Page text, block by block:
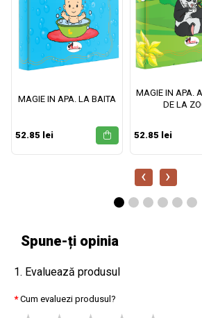
MAGIE IN APA. LA BAITA
52.85 lei
MAGIE IN APA.
DE LA
52.85 lei
‹ ›
Spune-ți opinia
1. Evaluează produsul
Cum evaluezi produsul?